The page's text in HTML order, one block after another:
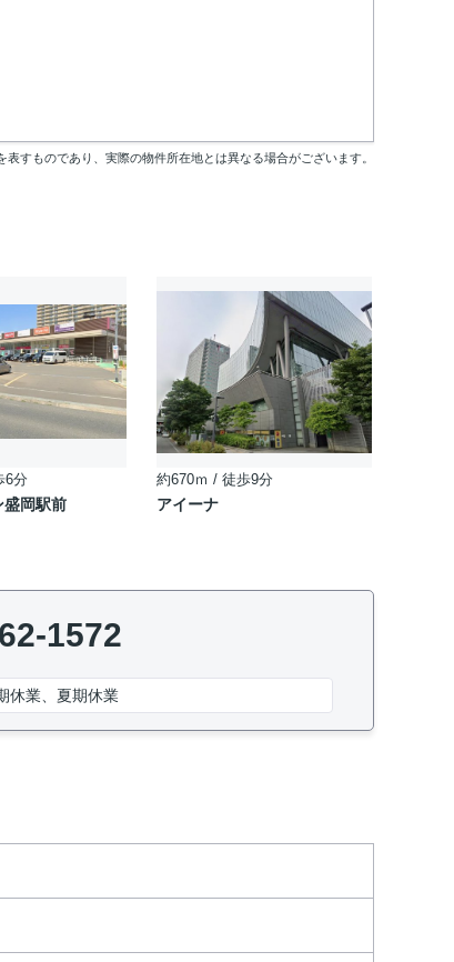
すものであり、実際の物件所在地とは異なる場合がございます。
6分
盛岡駅前
約670ｍ / 徒歩9分
アイーナ
1572
休業、夏期休業